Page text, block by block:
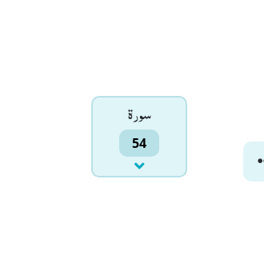
سورۃ
54